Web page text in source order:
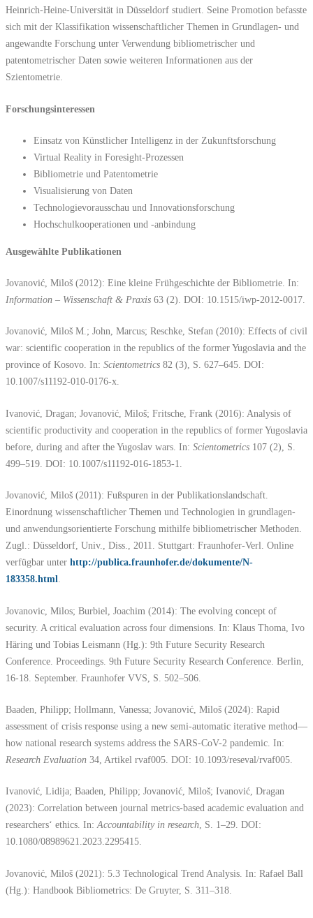
Heinrich-Heine-Universität in Düsseldorf studiert. Seine Promotion befasste
sich mit der Klassifikation wissenschaftlicher Themen in Grundlagen- und
angewandte Forschung unter Verwendung bibliometrischer und
patentometrischer Daten sowie weiteren Informationen aus der
Szientometrie.
Forschungsinteressen
Einsatz von Künstlicher Intelligenz in der Zukunftsforschung
Virtual Reality in Foresight-Prozessen
Bibliometrie und Patentometrie
Visualisierung von Daten
Technologievorausschau und Innovationsforschung
Hochschulkooperationen und -anbindung
Ausgewählte Publikationen
Jovanović, Miloš (2012): Eine kleine Frühgeschichte der Bibliometrie. In:
Information – Wissenschaft & Praxis 63 (2). DOI: 10.1515/iwp-2012-0017.
Jovanović, Miloš M.; John, Marcus; Reschke, Stefan (2010): Effects of civil
war: scientific cooperation in the republics of the former Yugoslavia and the
province of Kosovo. In: Scientometrics 82 (3), S. 627–645. DOI:
10.1007/s11192-010-0176-x.
Ivanović, Dragan; Jovanović, Miloš; Fritsche, Frank (2016): Analysis of
scientific productivity and cooperation in the republics of former Yugoslavia
before, during and after the Yugoslav wars. In: Scientometrics 107 (2), S.
499–519. DOI: 10.1007/s11192-016-1853-1.
Jovanović, Miloš (2011): Fußspuren in der Publikationslandschaft.
Einordnung wissenschaftlicher Themen und Technologien in grundlagen-
und anwendungsorientierte Forschung mithilfe bibliometrischer Methoden.
Zugl.: Düsseldorf, Univ., Diss., 2011. Stuttgart: Fraunhofer-Verl. Online
verfügbar unter http://publica.fraunhofer.de/dokumente/N-
183358.html
Jovanovic, Milos; Burbiel, Joachim (2014): The evolving concept of
security. A critical evaluation across four dimensions. In: Klaus Thoma, Ivo
Häring und Tobias Leismann (Hg.): 9th Future Security Research
Conference. Proceedings. 9th Future Security Research Conference. Berlin,
16-18. September. Fraunhofer VVS, S. 502–506.
Baaden, Philipp; Hollmann, Vanessa; Jovanović, Miloš (2024): Rapid
assessment of crisis response using a new semi-automatic iterative method—
how national research systems address the SARS-CoV-2 pandemic. In:
Research Evaluation 34, Artikel rvaf005. DOI: 10.1093/reseval/rvaf005.
Ivanović, Lidija; Baaden, Philipp; Jovanović, Miloš; Ivanović, Dragan
(2023): Correlation between journal metrics-based academic evaluation and
researchers‘ ethics. In:Accountability in research, S. 1–29. DOI:
10.1080/08989621.2023.2295415.
Jovanović, Miloš (2021): 5.3 Technological Trend Analysis. In: Rafael Ball
(Hg.): Handbook Bibliometrics: De Gruyter, S. 311–318.